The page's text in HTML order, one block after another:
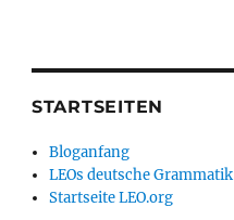
STARTSEITEN
Bloganfang
LEOs deutsche Grammatik
Startseite LEO.org